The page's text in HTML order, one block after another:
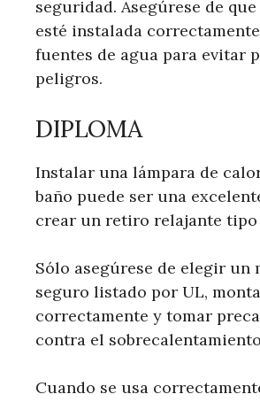
seguridad. Asegúrese de
esté instalada
fuentes de agua para evitar
peligros.
DIPLOMA
Instalar una lámpara de
baño puede ser una
crear un retiro relajante tipo
Sólo asegúrese de elegir un
seguro listado por UL,
correctamente y tomar
contra el
Cuando se usa